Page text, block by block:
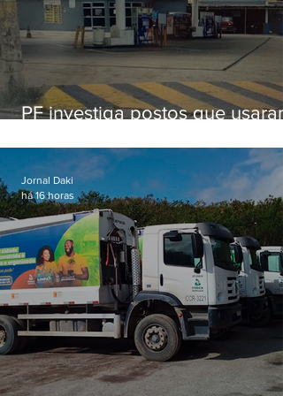
PF investiga postos que usaram
secretário morto em 2020
Jornal Daki
há 16 horas